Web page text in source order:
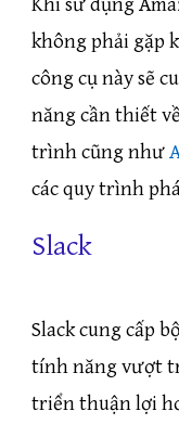
Khi sử dụng
không phải gặp
công cụ này sẽ
năng cần thiết
trình cũng như
các quy trình
Slack
Slack cung cấp
tính năng vượt
triển thuận lợi